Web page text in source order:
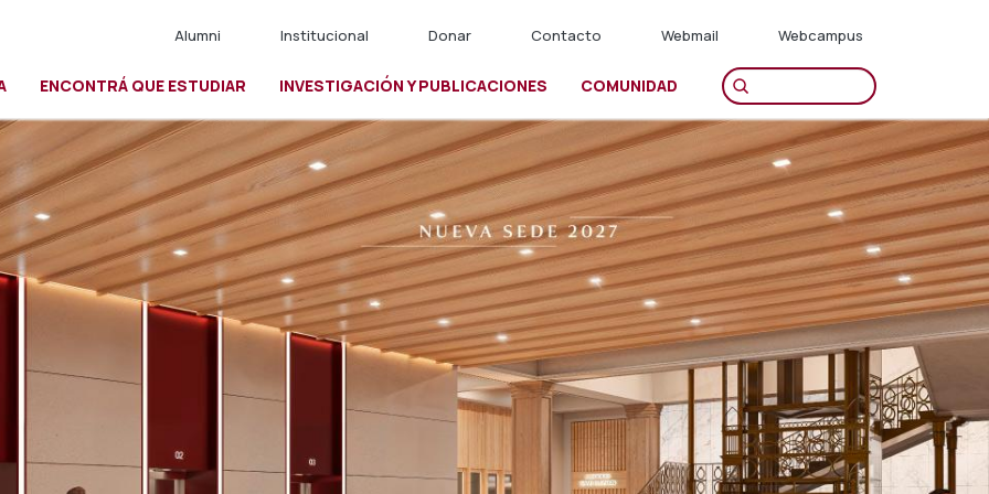
Alumni Institucional Donar Contacto Webmail Webcampus
ENCONTRÁ QUE ESTUDIAR INVESTIGACIÓN Y PUBLICACIONES COMUNIDAD